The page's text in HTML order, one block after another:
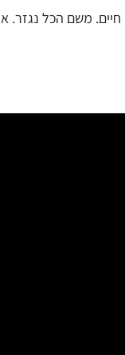
משם הכל נגזר.